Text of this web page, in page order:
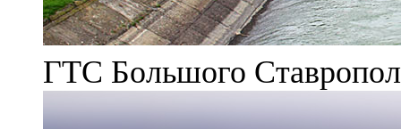
ГТС Большого